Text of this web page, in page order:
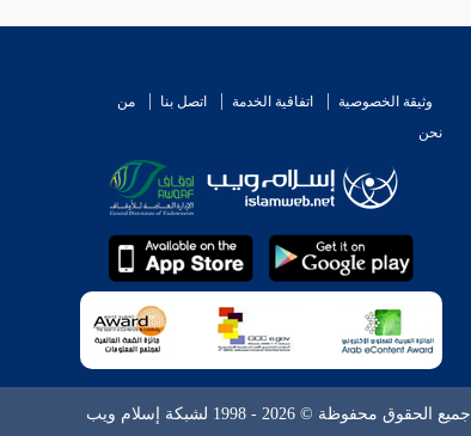
وثيقة الخصوصية اتفاقية الخدمة اتصل بنا
من
نحن
جميع الحقوق محفوظة © 2026 - 1998 لشبكة إسلام ويب